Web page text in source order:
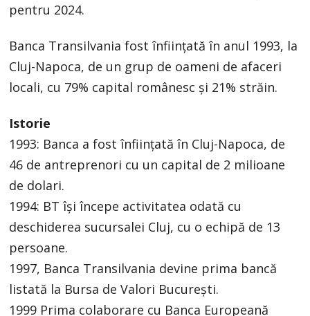
pentru 2024.
Banca Transilvania fost înființată în anul 1993, la
Cluj-Napoca, de un grup de oameni de afaceri
locali, cu 79% capital românesc și 21% străin.
Istorie
1993: Banca a fost înființată în Cluj-Napoca, de
46 de antreprenori cu un capital de 2 milioane
de dolari.
1994: BT își începe activitatea odată cu
deschiderea sucursalei Cluj, cu o echipă de 13
persoane.
1997, Banca Transilvania devine prima bancă
listată la Bursa de Valori București.
1999 Prima colaborare cu Banca Europeană